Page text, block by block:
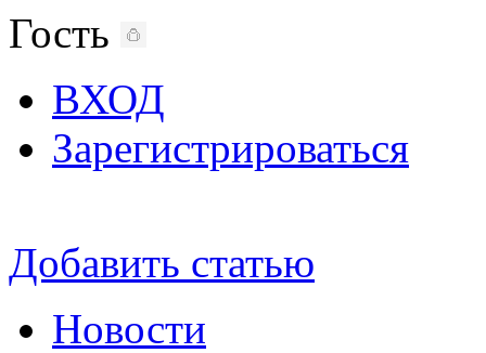
Гость
ВХОД
Зарегистрироваться
Добавить статью
Новости